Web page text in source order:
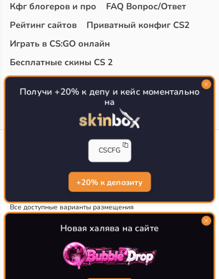
Кфг блогеров и про
FAQ Вопрос/Ответ
Рейтинг сайтов
Приватный конфиг CS2
Играть в CS:GO онлайн
Бесплатные скины CS 2
Топ сайтов с халявой КС 2
О проекте
CS-CONFIG.com © 2020-2026 г.
Политика конфиденциальности
РЕКЛАМА НА САЙТЕ
Все доступные варианты размещения
Согласие на обработку данных
О CS-CONFIG.COM
CFG pro CS 2 - именно это мы и размещаем на нашем
проекте, иными словами мы предоставляем пользователям
конфиги про игроков кс2. Также вы сможете
самостоятельно поделиться своими настройками с другими
Получи +20% к депу и кейс моментально
на
CSCFG
+20% к депозиту
Новая халява на сайте